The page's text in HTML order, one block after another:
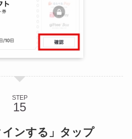
STEP
インする」タップ